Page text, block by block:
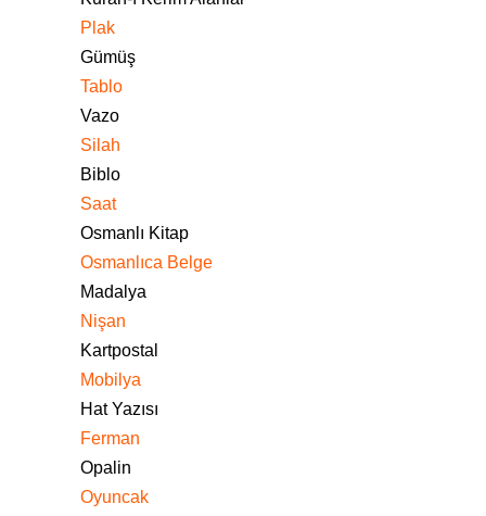
Plak
Gümüş
Tablo
Vazo
Silah
Biblo
Saat
Osmanlı Kitap
Osmanlıca Belge
Madalya
Nişan
Kartpostal
Mobilya
Hat Yazısı
Ferman
Opalin
Oyuncak